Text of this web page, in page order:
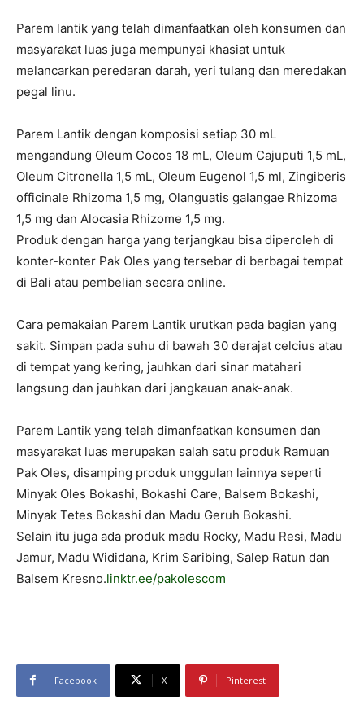
Parem lantik yang telah dimanfaatkan oleh konsumen dan
masyarakat luas juga mempunyai khasiat untuk
melancarkan peredaran darah, yeri tulang dan meredakan
pegal linu.
Parem Lantik dengan komposisi setiap 30 mL
mengandung Oleum Cocos 18 mL, Oleum Cajuputi 1,5 mL,
Oleum Citronella 1,5 mL, Oleum Eugenol 1,5 ml, Zingiberis
officinale Rhizoma 1,5 mg, Olanguatis galangae Rhizoma
1,5 mg dan Alocasia Rhizome 1,5 mg.
Produk dengan harga yang terjangkau bisa diperoleh di
konter-konter Pak Oles yang tersebar di berbagai tempat
di Bali atau pembelian secara online.
Cara pemakaian Parem Lantik urutkan pada bagian yang
sakit. Simpan pada suhu di bawah 30 derajat celcius atau
di tempat yang kering, jauhkan dari sinar matahari
langsung dan jauhkan dari jangkauan anak-anak.
Parem Lantik yang telah dimanfaatkan konsumen dan
masyarakat luas merupakan salah satu produk Ramuan
Pak Oles, disamping produk unggulan lainnya seperti
Minyak Oles Bokashi, Bokashi Care, Balsem Bokashi,
Minyak Tetes Bokashi dan Madu Geruh Bokashi.
Selain itu juga ada produk madu Rocky, Madu Resi, Madu
Jamur, Madu Wididana, Krim Saribing, Salep Ratun dan
Balsem Kresno.linktr.ee/pakolescom
Facebook X Pinterest